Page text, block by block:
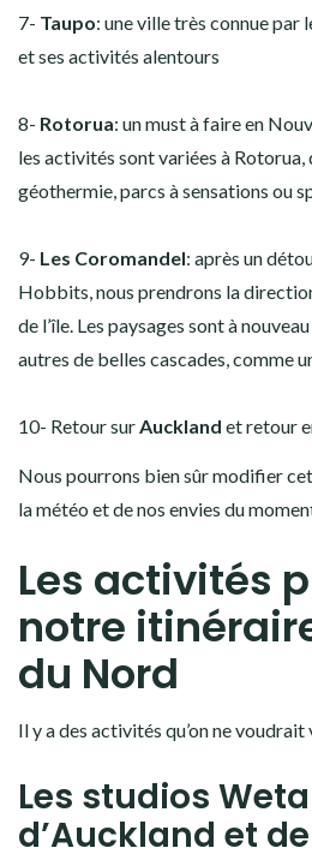
7- Taupo: une ville très connue par
et ses activités alentours
8- Rotorua: un must à faire en
les activités sont variées à Rotorua,
géothermie, parcs à sensations ou
9- Les Coromandel: après un
Hobbits, nous prendrons la
de l’île. Les paysages sont à
autres de belles cascades, comme
10- Retour sur Auckland et retour
Nous pourrons bien sûr modifier
la météo et de nos envies du
Les activités
notre
du Nord
Il y a des activités qu’on ne
Les studios
d’Auckland et